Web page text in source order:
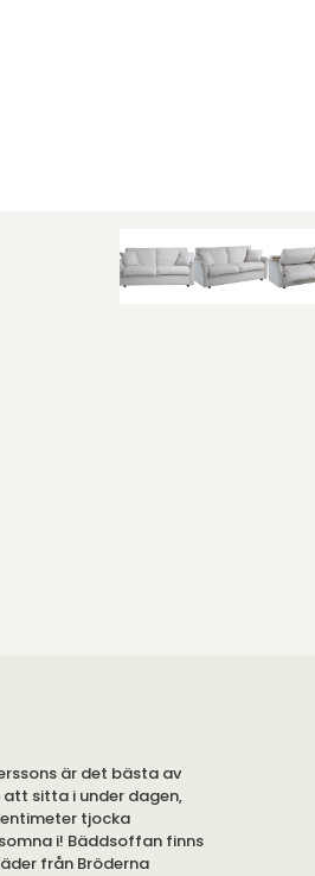
är det bästa av
sitta i under dagen,
tjocka
i! Bäddsoffan finns
från Bröderna